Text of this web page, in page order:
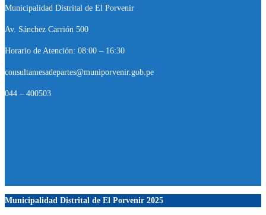
Municipalidad Distrital de El Porvenir
Av. Sánchez Carrión 500
Horario de Atención: 08:00 – 16:30
consultamesadepartes@muniporvenir.gob.pe
044 – 400503
Municipalidad Distrital de El Porvenir 2025